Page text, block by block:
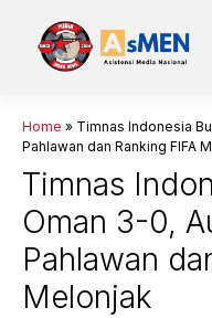
Home » Timnas Indonesia
Pahlawan dan Ranking FIFA
Timnas
Oman 3-0,
Pahlawan
Melonjak